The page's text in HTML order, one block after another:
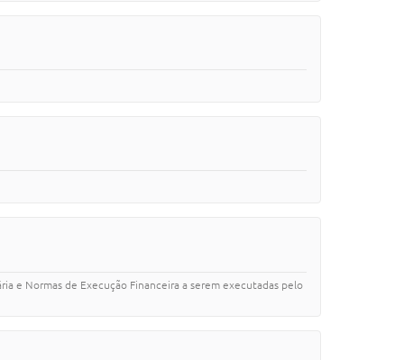
e Normas de Execução Financeira a serem executadas pelo